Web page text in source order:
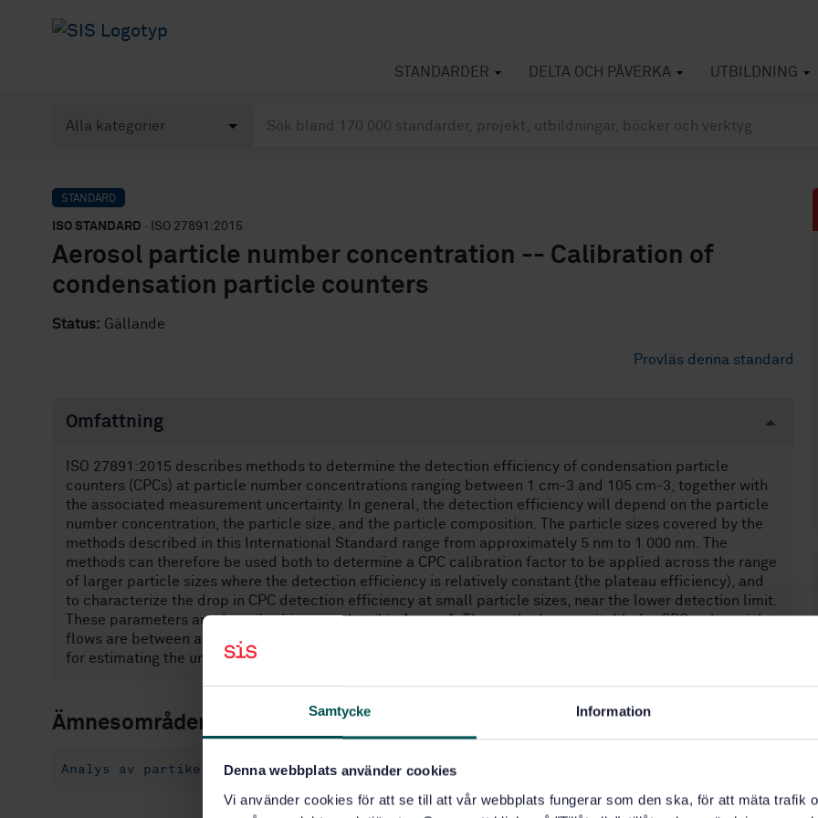
Samtycke Information
Denna webbplats använder cookies
Vi använder cookies för att se till att vår webbplats fungerar som den ska, för att mäta trafik
STANDARDER DELTA OCH PÅVERKA UTBILDNING
STANDARD
ISO STANDARD · ISO 27891:2015
Aerosol particle number concentration -- Calibration of
condensation particle counters
Status: Gällande
Provläs denna standard
Omfattning
ISO 27891:2015 describes methods to determine the detection efficiency of condensation particle
counters (CPCs) at particle number concentrations ranging between 1 cm-3 and 105 cm-3, together with
the associated measurement uncertainty. In general, the detection efficiency will depend on the particle
number concentration, the particle size, and the particle composition. The particle sizes covered by the
methods described in this International Standard range from approximately 5 nm to 1 000 nm. The
methods can therefore be used both to determine a CPC calibration factor to be applied across the range
of larger particle sizes where the detection efficiency is relatively constant (the plateau efficiency), and
to characterize the drop in CPC detection efficiency at small particle sizes, near the lower detection limit.
These parameters are described in more detail in Annex A. The methods are suitable for CPCs whose inlet
flows are between approximately 0,1 l/min and 5 l/min. This International Standard describes a method
for estimating the uncertainty of a CPC calibration performed according to this International Standard.
Ämnesområden
Analys av partikelstorlek. Siktning (19.120)